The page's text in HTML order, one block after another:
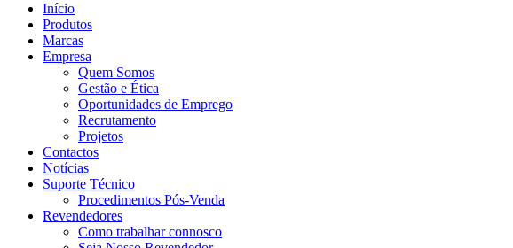
Início
Produtos
Marcas
Empresa
Quem Somos
Gestão e Ética
Oportunidades de Emprego
Recrutamento
Projetos
Contactos
Notícias
Suporte Técnico
Procedimentos Pós-Venda
Revendedores
Como trabalhar connosco